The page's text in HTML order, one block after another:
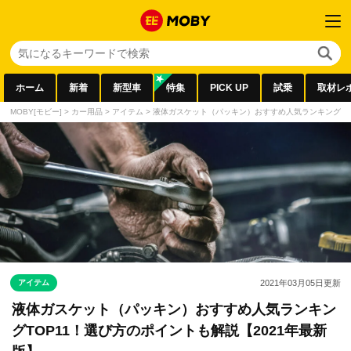
ホーム 新着 新型車 特集 PICK UP 試乗 取材レ
MOBY[モビー] > カー用品 > アイテム > 液体ガスケット（パッキン）おすすめ人気ランキング
アイテム 2021年03月05日更新
液体ガスケット（パッキン）おすすめ人気ランキン
グTOP11！選び方のポイントも解説【2021年最新